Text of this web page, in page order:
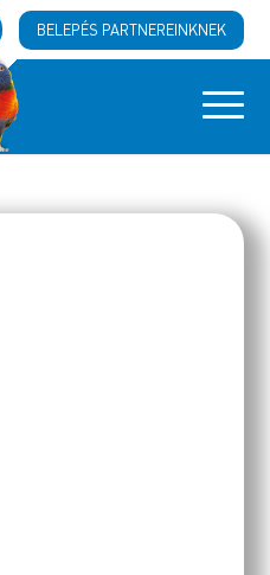
BELEPÉS PARTNEREINKNEK